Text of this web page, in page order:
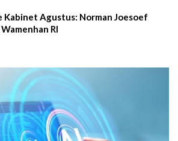
Kabinet Agustus: Norman Joesoef
RI